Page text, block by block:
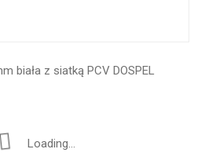
biała z siatką PCV DOSPEL
Loading...